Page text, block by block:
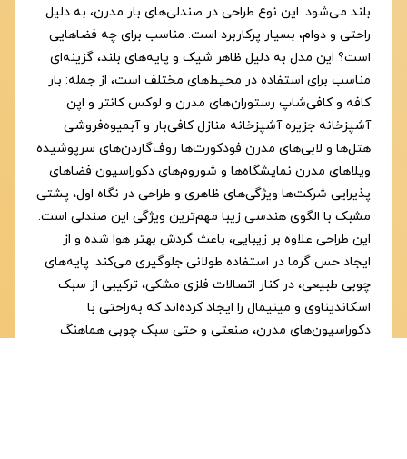
بلند می‌شود. این نوع طراحی در صندلی‌های بار مدرن، به دلیل
راحتی و دوام، بسیار پرکاربرد است. مناسب برای چه فضاهایی
است؟ این مدل به دلیل ظاهر شیک و پایه‌های بلند، گزینه‌ای
مناسب برای استفاده در محیط‌های مختلف است، از جمله: بار
کافه و کافی‌شاپ رستوران‌های مدرن و لوکس کانتر و اپن
آشپزخانه جزیره آشپزخانه منازل کافی‌بار و آبمیوه‌فروشی
هتل‌ها و لابی‌های مدرن فودکورت‌ها روف‌گاردن‌های سرپوشیده
ویلاهای مدرن نمایشگاه‌ها و شوروم‌های دکوراسیون فضاهای
پذیرایی شرکت‌ها ویژگی‌های ظاهری و طراحی در نگاه اول، پشتی
مشبک با الگوی هندسی زیبا مهم‌ترین ویژگی این صندلی است.
این طراحی علاوه بر زیبایی، باعث گردش بهتر هوا شده و از
ایجاد حس گرما در استفاده طولانی جلوگیری می‌کند. پایه‌های
چوبی طبیعی، در کنار اتصالات فلزی مشکی، ترکیبی از سبک
اسکاندیناوی و مینیمال را ایجاد کرده‌اند که به‌راحتی با
دکوراسیون‌های مدرن، صنعتی و حتی سبک چوبی هماهنگ